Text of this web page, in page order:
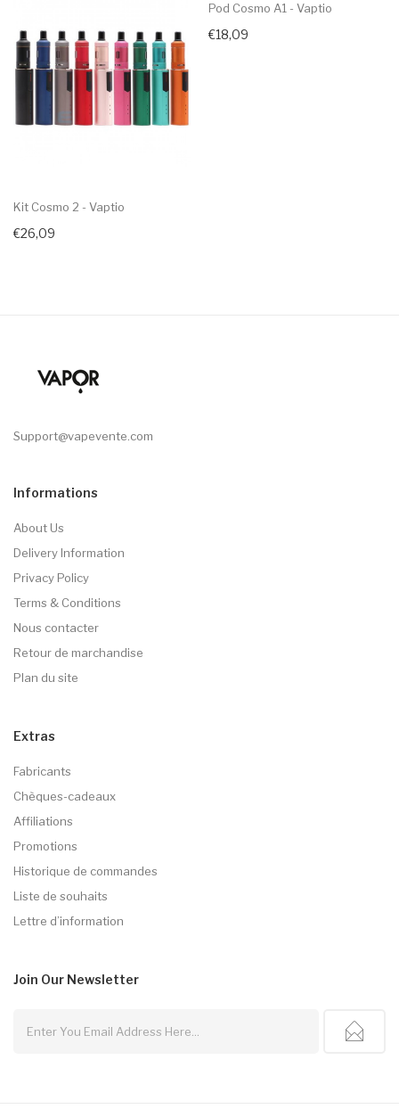
Kit Cosmo 2 - Vaptio
€26,09
Pod Cosmo A1 - Vaptio
€18,09
Support@vapevente.com
Informations
About Us
Delivery Information
Privacy Policy
Terms & Conditions
Nous contacter
Retour de marchandise
Plan du site
Extras
Fabricants
Chèques-cadeaux
Affiliations
Promotions
Historique de commandes
Liste de souhaits
Lettre d’information
Join Our Newsletter